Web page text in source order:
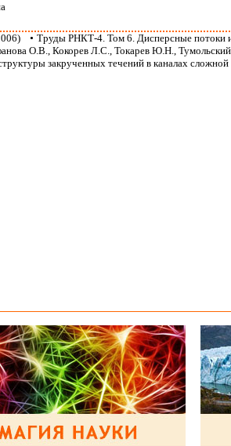
• Труды РНКТ-4. Том 6. Дисперсные потоки
О.В., Кокорев Л.С., Токарев Ю.Н.,
закрученных течений в каналах